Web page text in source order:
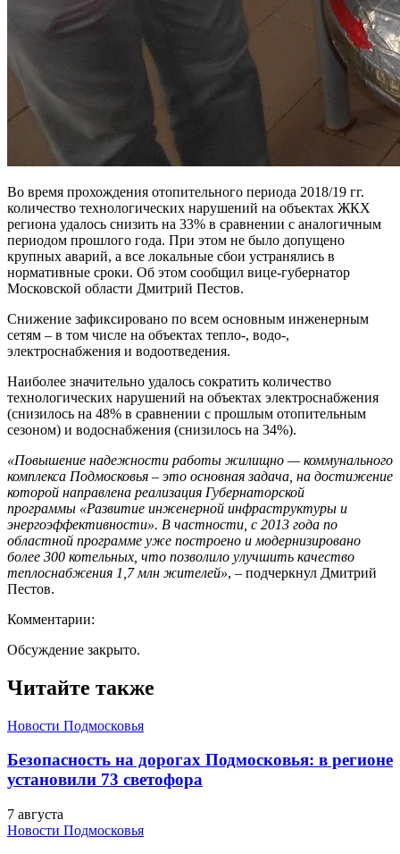
Во время прохождения отопительного периода 2018/19 гг.
количество технологических нарушений на объектах ЖКХ
региона удалось снизить на 33% в сравнении с аналогичным
периодом прошлого года. При этом не было допущено
крупных аварий, а все локальные сбои устранялись в
нормативные сроки. Об этом сообщил вице-губернатор
Московской области Дмитрий Пестов.
Снижение зафиксировано по всем основным инженерным
сетям – в том числе на объектах тепло-, водо-,
электроснабжения и водоотведения.
Наиболее значительно удалось сократить количество
технологических нарушений на объектах электроснабжения
(снизилось на 48% в сравнении с прошлым отопительным
сезоном) и водоснабжения (снизилось на 34%).
«Повышение надежности работы жилищно — коммунального
комплекса Подмосковья – это основная задача, на достижение
которой направлена реализация Губернаторской
программы «Развитие инженерной инфраструктуры и
энергоэффективности». В частности, с 2013 года по
областной программе уже построено и модернизировано
более 300 котельных, что позволило улучшить качество
теплоснабжения 1,7 млн жителей», – подчеркнул Дмитрий
Пестов.
Комментарии:
Обсуждение закрыто.
Читайте также
Новости Подмосковья
Безопасность на дорогах Подмосковья: в регионе
установили 73 светофора
7 августа
Новости Подмосковья